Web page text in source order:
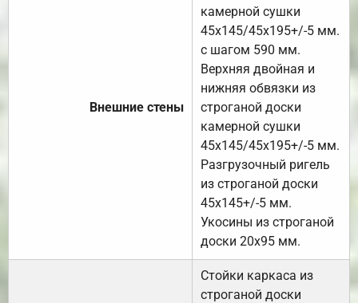
Внешние стены
камерной сушки
45х145/45х195+/-5 мм.
с шагом 590 мм.
Верхняя двойная и
нижняя обвязки из
строганой доски
камерной сушки
45х145/45х195+/-5 мм.
Разгрузочный ригель
из строганой доски
45х145+/-5 мм.
Укосины из строганой
доски 20х95 мм.
Стойки каркаса из
строганой доски